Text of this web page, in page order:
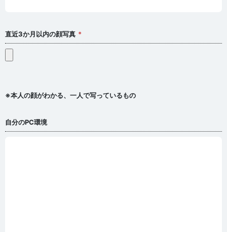
直近3か月以内の顔写真
※本人の顔がわかる、一人で写っているもの
自分のPC環境